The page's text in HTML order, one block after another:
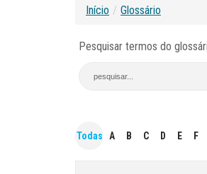
Início / Glossário
Pesquisar termos do
Todas A B C D E F